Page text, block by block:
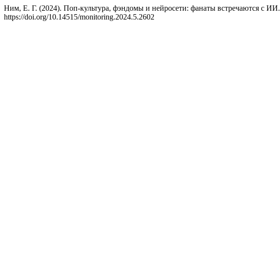
Ним, Е. Г. (2024). Поп-культура, фэндомы и нейросети: фанаты встречаются с ИИ.
https://doi.org/10.14515/monitoring.2024.5.2602